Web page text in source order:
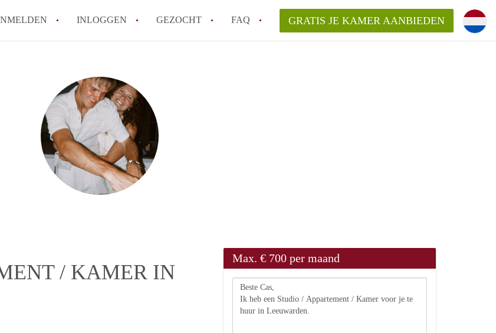
INLOGGEN GEZOCHT FAQ
Berekent KamersLeeuwarden
makelaarsvergoeding/bemiddelingsvergoeding?
Is KamersLeeuwarden verantwoordelijk voor de aangeboden Kamer /
Kamers in Leeuwarden?
Waar kan ik opletten tijdens een bezichtiging van een Kamer in
Leeuwarden?
GRATIS JE KAMER AANBIEDEN
/ KAMER IN
Max. € 700 per maand